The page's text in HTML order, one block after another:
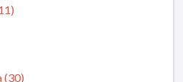
(30)